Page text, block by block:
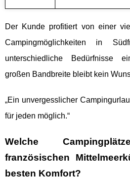
Der Kunde profitiert von einer
Campingmöglichkeiten in
unterschiedliche Bedürfnisse
großen Bandbreite bleibt kein
„Ein unvergesslicher
für jeden möglich.“
Welche
französischen
besten Komfort?